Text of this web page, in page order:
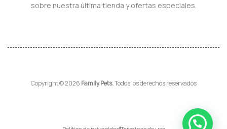
sobre nuestra última tienda y ofertas especiales.
Copyright © 2026 Family Pets.Todos los derechos reservados